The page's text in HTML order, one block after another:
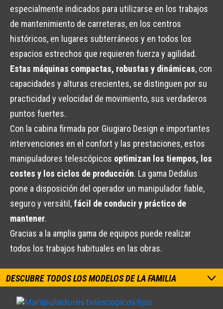
especialmente indicados para utilizarse en los trabajos
de mantenimiento de carreteras, en los centros
históricos, en lugares subterráneos y en todos los
espacios estrechos que requieren fuerza y agilidad.
Estas máquinas compactas, robustas y dinámicas, con
capacidades y alturas crecientes, se distinguen por su
practicidad y velocidad de movimiento, sus verdaderos
puntos fuertes.
Con la cabina firmada por Giugiaro Design e importantes
intervenciones en el confort y las prestaciones, estos
manipuladores telescópicos optimizan los tiempos, los
costes y los ciclos de producción. La gama Dedalus
pone a disposición del operador un manipulador fiable,
seguro y versátil,fácil de conducir y práctico de
mantener.
Gracias a la amplia gama de equipos puede realizar
todos los trabajos habituales en las obras.
DESCUBRE TODOS LOS MODELOS DE LA FAMILIA